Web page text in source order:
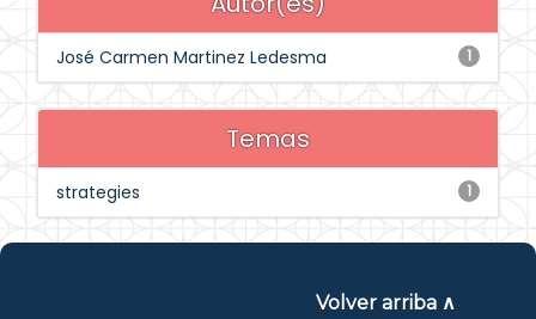
1
José Carmen Martinez Ledesma
Temas
1
strategies
Volver arriba ∧